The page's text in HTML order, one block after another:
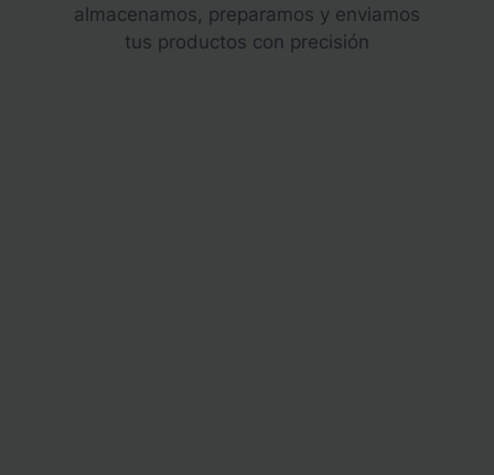
almacenamos, preparamos y enviamos
tus productos con precisión